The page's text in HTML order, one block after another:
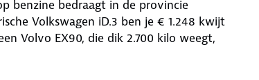
benzine bedraagt in de provincie
Volkswagen iD.3 ben je € 1.248 kwijt
Volvo EX90, die dik 2.700 kilo weegt,